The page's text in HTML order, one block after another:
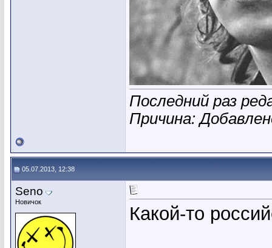
Последний раз
Причина:
05.07.2013, 12:38
Seno
Новичок
Какой-то